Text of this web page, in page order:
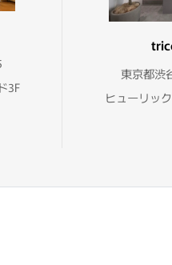
3F
東京都渋
ヒューリッ